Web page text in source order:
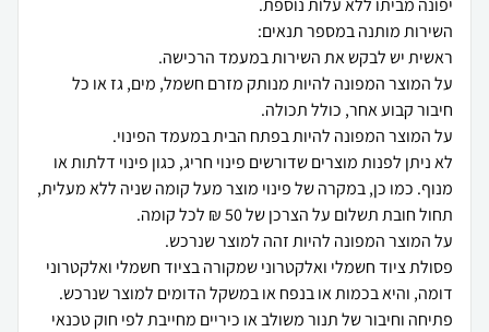
על המוצר המפונה להיות מנותק מזרם חשמל, מים, גז או כל
לא ניתן לפנות מוצרים שדורשים פינוי חריג, כגון פינוי דלתות או
מנוף. כמו כן, במקרה של פינוי מוצר מעל קומה שניה ללא מעלית,
פסולת ציוד חשמלי ואלקטרוני שמקורה בציוד חשמלי ואלקטרוני
פתיחה וחיבור של תנור משולב או כיריים מחייבת לפי חוק טכנאי